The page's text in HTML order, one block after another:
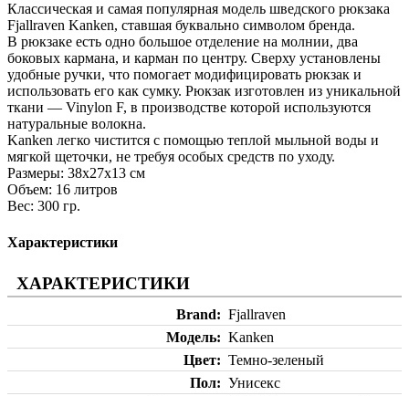
Классическая и самая популярная модель шведского рюкзака
Fjallraven Kanken, ставшая буквально символом бренда.
В рюкзаке есть одно большое отделение на молнии, два
боковых кармана, и карман по центру. Сверху установлены
удобные ручки, что помогает модифицировать рюкзак и
использовать его как сумку. Рюкзак изготовлен из уникальной
ткани — Vinylon F, в производстве которой используются
натуральные волокна.
Kanken легко чистится с помощью теплой мыльной воды и
мягкой щеточки, не требуя особых средств по уходу.
Размеры: 38х27х13 см
Объем: 16 литров
Вес: 300 гр.
Характеристики
ХАРАКТЕРИСТИКИ
Brand
Fjallraven
Модель
Kanken
Цвет
Темно-зеленый
Пол
Унисекс